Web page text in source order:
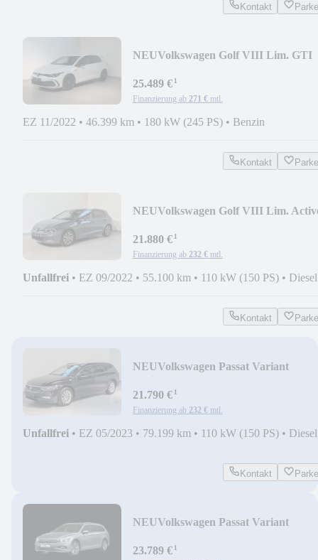
Kontakt
NEUVolkswagen Golf VIII Lim. GTI
BUSINES
25.489 €¹
Finanzierung ab 271 € mtl.
EZ 11/2022 • 46.399 km • 180 kW (245 PS) • Benzin
Kontakt
NEUVolkswagen Golf VIII Lim.
21.880 €¹
Finanzierung ab 232 € mtl.
Unfallfrei • EZ 09/2022 • 55.100 km • 110 kW (150 PS) • Diesel
Kontakt
NEUVolkswagen Passat Variant
ACC
21.790 €¹
Finanzierung ab 232 € mtl.
Unfallfrei • EZ 05/2023 • 79.199 km • 110 kW (150 PS) • Diesel
Kontakt
NEUVolkswagen Passat Variant
DIGITAL
23.789 €¹